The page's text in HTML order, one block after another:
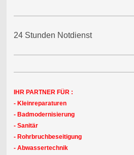
24 Stunden Notdienst
IHR PARTNER FÜR :
- Kleinreparaturen
- Badmodernisierung
- Sanitär
- Rohrbruchbeseitigung
- Abwassertechnik